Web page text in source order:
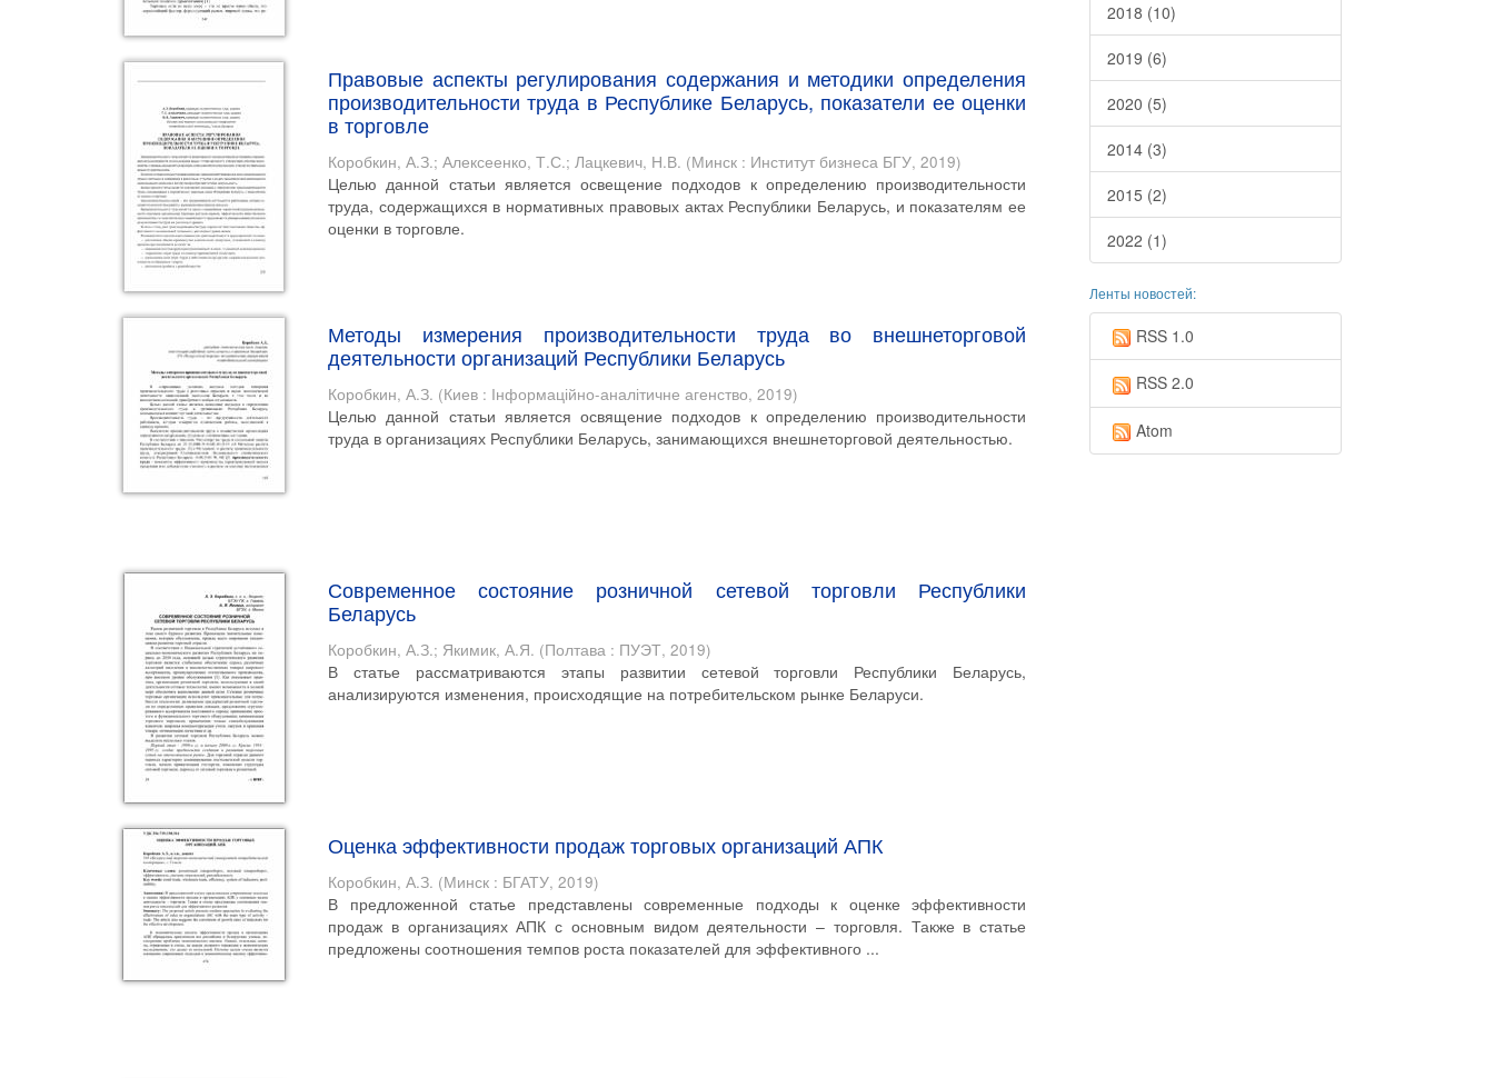
Правовые аспекты регулирования содержания и методики определения
производительности труда в Республике Беларусь, показатели ее оценки
в торговле
Коробкин, А.З.;Алексеенко, Т.С.;Лацкевич, Н.В. (Минск : Институт бизнеса БГУ,2019)
Целью данной статьи является освещение подходов к определению производительности
труда, содержащихся в нормативных правовых актах Республики Беларусь, и показателям ее
оценки в торговле.
Методы измерения производительности труда во внешнеторговой
деятельности организаций Республики Беларусь
Коробкин, А.З. (Киев : Інформаційно-аналітичне агенство,2019)
Целью данной статьи является освящение подходов к определению производительности
труда в организациях Республики Беларусь, занимающихся внешнеторговой деятельностью.
Современное состояние розничной сетевой торговли Республики
Беларусь
Коробкин, А.З.; Якимик, А.Я. (Полтава : ПУЭТ,2019)
В статье рассматриваются этапы развитии сетевой торговли Республики Беларусь,
анализируются изменения, происходящие на потребительском рынке Беларуси.
Оценка эффективности продаж торговых организаций АПК
Коробкин, А.З. (Минск : БГАТУ,2019)
В предложенной статье представлены современные подходы к оценке эффективности
продаж в организациях АПК с основным видом деятельности – торговля. Также в статье
предложены соотношения темпов роста показателей для эффективного ...
2018 (10)
2019 (6)
2020 (5)
2014 (3)
2015 (2)
2022 (1)
Ленты новостей:
RSS 1.0
RSS 2.0
Atom